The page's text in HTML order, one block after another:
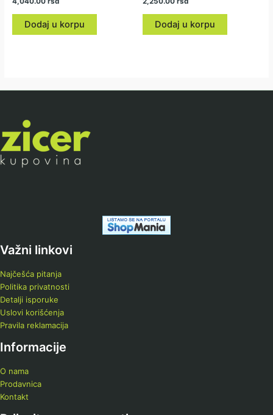
sa
0
Dodaj u korpu
sa
0
Dodaj u korpu
Važni linkovi
Najčešća pitanja
Politika privatnosti
Detalji isporuke
Uslovi korišćenja
Pravila reklamacija
Informacije
O nama
Prodavnica
Kontakt